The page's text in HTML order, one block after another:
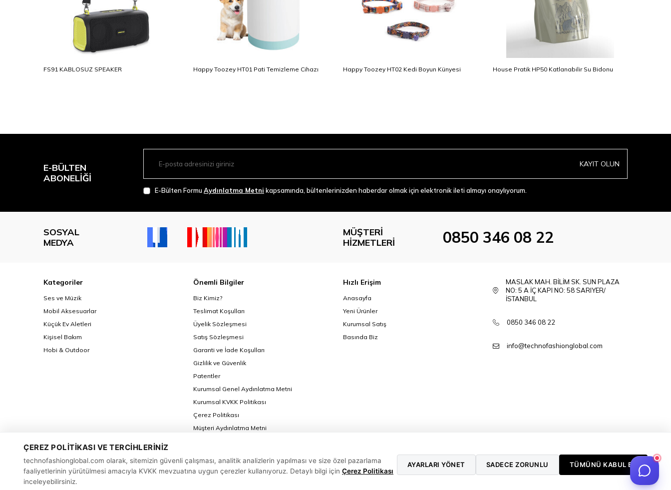
ÇEREZ POLITIKASI VE TERCIHLERINIZ
technofashionglobal.com olarak, sitemizin güvenli çalışması, analitik analizlerin yapılması ve size özel pazarlama
faaliyetlerinin yürütülmesi amacıyla KVKK mevzuatına uygun çerezler kullanıyoruz. Detaylı bilgi için Çerez Politikası
inceleyebilirsiniz.
AYARLARI YÖNET SADECE ZORUNLU TÜMÜNÜ KABUL ET
FS91 KABLOSUZ SPEAKER Happy Toozey HT01 Pati Temizleme Cihazı Happy Toozey HT02 Kedi Boyun Künyesi House Pratik HP50 Katlanabilir Su Bidonu
E-BÜLTEN
ABONELIĞI
KAYIT OLUN
E-Bülten Formu Aydınlatma Metni kapsamında, bültenlerinizden haberdar olmak için elektronik ileti almayı onaylıyorum.
SOSYAL
MEDYA
MÜŞTERI
HIZMETLERI
0850 346 08 22
Kategoriler
Ses ve Müzik
Mobil Aksesuarlar
Küçük Ev Aletleri
Kişisel Bakım
Hobi & Outdoor
Önemli Bilgiler
Biz Kimiz?
Teslimat Koşulları
Üyelik Sözleşmesi
Satış Sözleşmesi
Garanti ve İade Koşulları
Gizlilik ve Güvenlik
Patentler
Kurumsal Genel Aydınlatma Metni
Kurumsal KVKK Politikası
Çerez Politikası
Müşteri Aydınlatma Metni
Hızlı Erişim
Anasayfa
Yeni Ürünler
Kurumsal Satış
Basında Biz
MASLAK MAH. BİLİM SK. SUN PLAZA
NO: 5 A İÇ KAPI NO: 58 SARIYER/
İSTANBUL
0850 346 08 22
info@technofashionglobal.com